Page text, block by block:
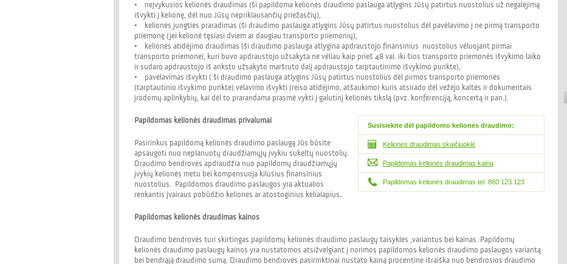
• neįvykusios kelionės draudimas (ši papildoma kelionės draudimo paslauga atlygins Jūsų patirtus nuostolius už negalėjimą
išvykti į kelionę, dėl nuo Jūsų nepriklausančių priežasčių),
• kelionės jungties praradimas (ši draudimo paslauga atlygins Jūsų patirtus nuostolius dėl pavėlavimo į ne pirmą transporto
priemonę (jei kelionė tęsiasi dviem ar daugiau transporto priemonių),
• kelionės atidėjimo draudimas (ši draudimo paslauga atlygina apdraustojo finansinius nuostolius vėluojant pirmai
transporto priemonei, kuri buvo apdraustojo užsakyta ne vėliau kaip prieš 48 val. iki šios transporto priemonės išvykimo laiko
ir sudaro apdraustojo iš anksto užsakyto maršruto dalį apdraustojo tarptautinimo išvykimo punkte),
• pavėlavimas išvykti ( ši draudimo paslauga atlygins Jūsų patirtus nuostolius dėl pirmos transporto priemonės
(tarptautinio išvykimo punkte) vėlavimo išvykti (reiso atidėjimo, atšaukimo) kuris atsirado dėl vežėjo kaltės ir dokumentais
įrodomų aplinkybių, kai dėl to prarandama prasmė vykti į galutinį kelionės tikslą (pvz. konferenciją, koncertą ir pan.).
Susisiekite dėl papildomo kelionės draudimo:
Kelionės draudimas skaičiuoklė
Papildomas kelionės draudimas kaina
Papildomas kelionės draudimas tel. 860 123 123
Papildomas kelionės draudimas privalumai
Pasirinkus papildomą kelionės draudimo paslaugą Jūs būsite
apsaugoti nuo neplanuotų draudžiamųjų įvykiu sukeltų nuostolių.
Draudimo bendrovės apdraudžia nuo papildomų draudžiamųjų
įvykių kelionės metu bei kompensuoja kilusius finansinius
nuostolius. Papildomos draudimo paslaugos yra aktualios
renkantis įvairaus pobūdžio keliones ar atostoginius kelialapius.
Papildomas kelionės draudimas kainos
Draudimo bendrovės turi skirtingas papildomų kelionės draudimo paslaugų taisykles ,variantus bei kainas. Papildomų
kelionės draudimo paslaugų kainos yra nustatomos atsižvelgiant į norimos papildomos kelionės draudimo paslaugos variantą
bei bendrąją draudimo sumą. Draudimo bendrovės pasirinktinai nustato kainą procentine išraiška nuo bendrosios draudimo